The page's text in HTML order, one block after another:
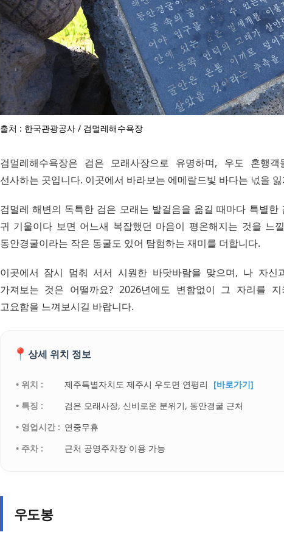
출처 : 한국관광공사 / 검멀레해수욕장
검멀레해수욕장은 검은 모래사장으로 유명하며, 우도 혼행
선사하는 곳입니다. 이곳에서 바라보는 에메랄드빛 바다는 넋을
검멀레 해변의 독특한 검은 모래는 발걸음을 옮길 때마다 특별한
귀 기울이다 보면 어느새 복잡했던 마음이 평온해지는 것을 느
동안경굴이라는 작은 동굴도 있어 탐험하는 재미를 더합니다.
이곳에서 잠시 멈춰 서서 시원한 바닷바람을 맞으며, 나 자신
가져보는 것은 어떨까요? 2026년에도 변함없이 그 자리를 지
고요함을 느껴보시길 바랍니다.
📍 상세 위치 정보
• 위치 : 제주특별자치도 제주시 우도면 연평리
[바로가기]
• 특징 :
검은 모래사장, 신비로운 분위기, 동안경굴 근처
• 영업시간 : 연중무휴
• 주차 :
근처 공영주차장 이용 가능
우도봉